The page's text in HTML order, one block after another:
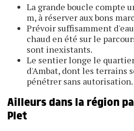
La grande boucle compte
m, à réserver aux bons
Prévoir suffisamment
chaud en été sur le
sont inexistants.
Le sentier longe le
d'Ambat, dont les terrains
pénétrer sans autorisation.
Ailleurs dans la région
Plet